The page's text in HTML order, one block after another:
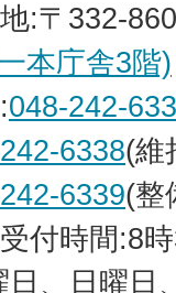
:〒332-
本庁舎3階)
048-242-
6338(維
6339(整
付時間:8
日、日曜日